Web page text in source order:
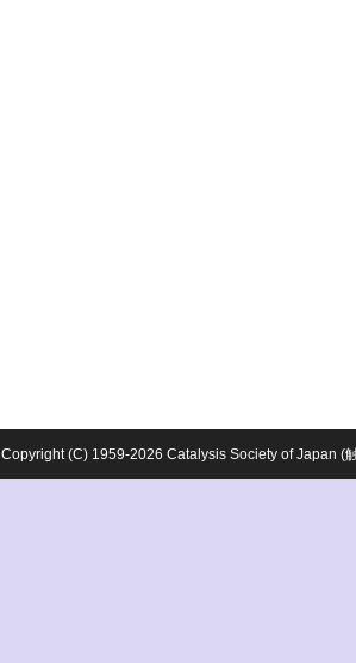
Copyright (C) 1959-2026 Catalysis Society of Japan (